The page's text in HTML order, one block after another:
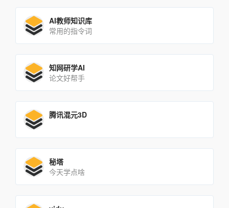
AI教师知识库
常用的指令词
知网研学AI
论文好帮手
腾讯混元3D
秘塔
今天学点啥